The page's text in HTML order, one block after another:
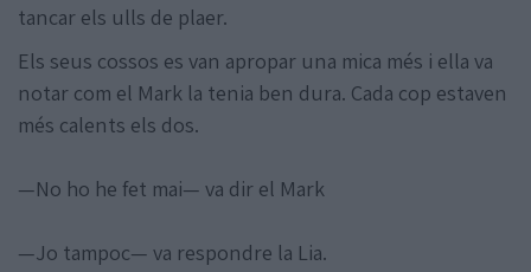
tancar els ulls de plaer.
Els seus cossos es van apropar una mica més i ella va
notar com el Mark la tenia ben dura. Cada cop estaven
més calents els dos.
—No ho he fet mai— va dir el Mark
—Jo tampoc— va respondre la Lia.